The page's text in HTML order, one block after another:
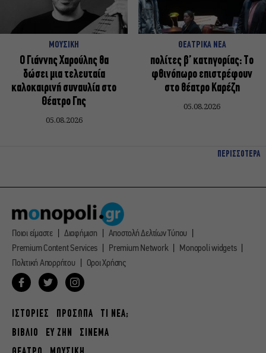
ΜΟΥΣΙΚΗ
Ο Γιάννης Χαρούλης θα
δώσει μια τελευταία
καλοκαιρινή συναυλία στο
Θέατρο Γης
05.08.2026
ΘΕΑΤΡΙΚΑ ΝΕΑ
πολίτες β’ κατηγορίας: Το
φθινόπωρο επιστρέφουν
στο θέατρο Καρέζη
05.08.2026
ΠΕΡΙΣΣΟΤΕΡΑ
Ποιοι είμαστε Διαφήμιση
Αποστολή Δελτίων Τύπου
Premium Content Services
Premium Network
Monopoli widgets
Πολιτική Απορρήτου
Οροι Χρήσης
ΙΣΤΟΡΙΕΣ ΠΡΟΣΩΠΑ
ΤΙ ΝΕΑ;
ΒΙΒΛΙΟ
ΕΥ ΖΗΝ
ΣΙΝΕΜΑ